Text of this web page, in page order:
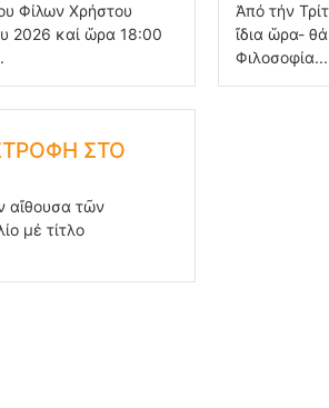
Φίλων Χρήστου
2026 καί ὥρα 18:00
Ἀπό τήν
ἴδια ὥρα-
Φιλοσοφία...
ΣΤΟ
αἴθουσα τῶν
μέ τίτλο